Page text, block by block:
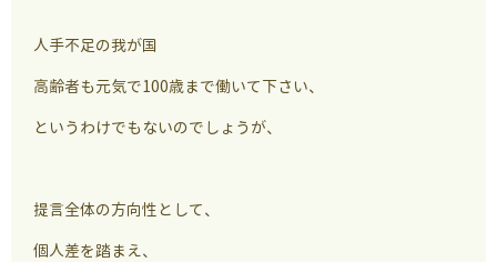
人手不足の我が国
高齢者も元気で100歳まで働いて下さい、
というわけでもないのでしょうが、
提言全体の方向性として、
個人差を踏まえ、